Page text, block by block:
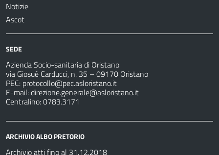
Notizie
Ascot
SEDE
Azienda Socio-sanitaria di Oristano
via Giosuè Carducci, n. 35 – 09170 Oristano
PEC: protocollo@pec.asloristano.it
E-mail:direzione.generale@asloristano.it
Centralino: 0783.3171
ARCHIVIO ALBO PRETORIO
Archivio atti fino al 31.12.2018